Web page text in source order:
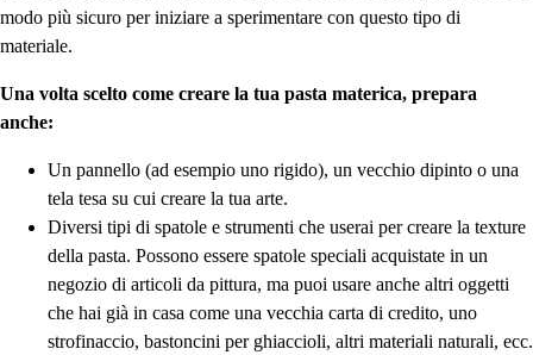
modo più sicuro per iniziare a sperimentare con questo tipo di
materiale.
Una volta scelto come creare la tua pasta materica, prepara
anche:
Un pannello (ad esempio uno rigido), un vecchio dipinto o una
tela tesa su cui creare la tua arte.
Diversi tipi di spatole e strumenti che userai per creare la texture
della pasta. Possono essere spatole speciali acquistate in un
negozio di articoli da pittura, ma puoi usare anche altri oggetti
che hai già in casa come una vecchia carta di credito, uno
strofinaccio, bastoncini per ghiaccioli, altri materiali naturali, ecc.